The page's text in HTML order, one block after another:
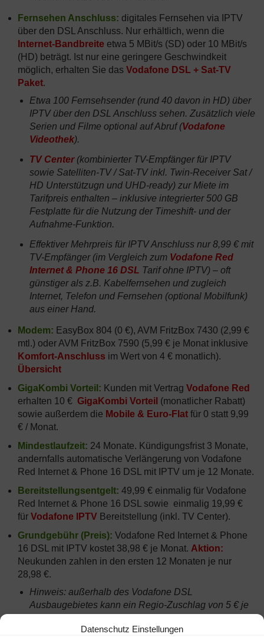
Datenschutz Einstellungen
Fernsehen Anschluss: digitales Fernsehen via IPTV
über den DSL Anschluss. Nur erhältlich, wenn die
Internet-Bandbreite etwa 5 MBit/s (SD) oder 10 MBit/s
(HD) beträgt. Ist nur eine geringere Geschwindkeit
möglich, erhalten Sie das Vodafone DSL + Sat-TV
Paket.
Etwa 100 Fernsehsender (rund 40 davon in HD) über
IPTV über den DSL Anschluss sehen. Zusätzlich viele
Serien und Filme optional auf Abruf (Vodafone
Videothek).
TV Center(kombinierter TV-Empfänger für IPTV
sowie Satelliten-TV / Sat-TV inkl. Twin-Receiver Sat /
HD Unterstützugn und UHD-ready) zur Miete im
Tarifpreis enthalten – inklusive integrierter 500 GB
Festplatte für die Nutzung der Timeshift- und der
Aufnahme-Funktion.
Effektiver Mehrpreis für IPTV Anschluss nur 8,99 € mit
TV-Empfänger (im Vergleich zum Vodafone Red
Internet & Phone 16 DSL Tarif ohne IPTV) – oft
günstiger als z.B. Kabelfernsehen und zugleich
Internet, Telefon und Fernsehen (optional Mobilfunk)
aus einer Hand.
Modem: EasyBox 804 (0 €), AVM FritzBox 7430 (2,99 €
mtl.) oder AVM FritzBox 7590 (5,99 € je Monat inklusive
Komfort-Anschluss im Wert von 4 € monatlich).
Übersicht
GigaKombi Vorteil: Kunden mit Vertrag Vodafone Red
erhalten 10 € GigaKombi Vorteil (monatlicher Rabatt)
sowie außerdem die Mobile & Euro-Flat für 0 statt 9,99
€ / Monat.
Mindestlaufzeit: 24 Monate. Kündigungsfrist 3 Monate,
andernfalls automatische Verlängerung von Vodafone
Red Internet & Phone 16 DSL mit IPTV um je 12 Monate.
Bereitstellungsentgelt: 49,99 € einmalig für Vodafone
Red Internet & Phone 16 DSL sowie einmalig 19,99 €
für Vodafone IPTV Bereitstellung (inkl. TV Center).
Grundgebühr (Preis): Vodafone Red Internet & Phone
16 DSL mit IPTV kostet 38,98 € je Monat. Aktion:
Neukunden zahlen in den ersten 12 Monaten je nur
28,98 €.
Hinweis: außerhalb des Vodafone DSL
Ausbaugebietes kann ein Regio-Zuschlag von 5 € je